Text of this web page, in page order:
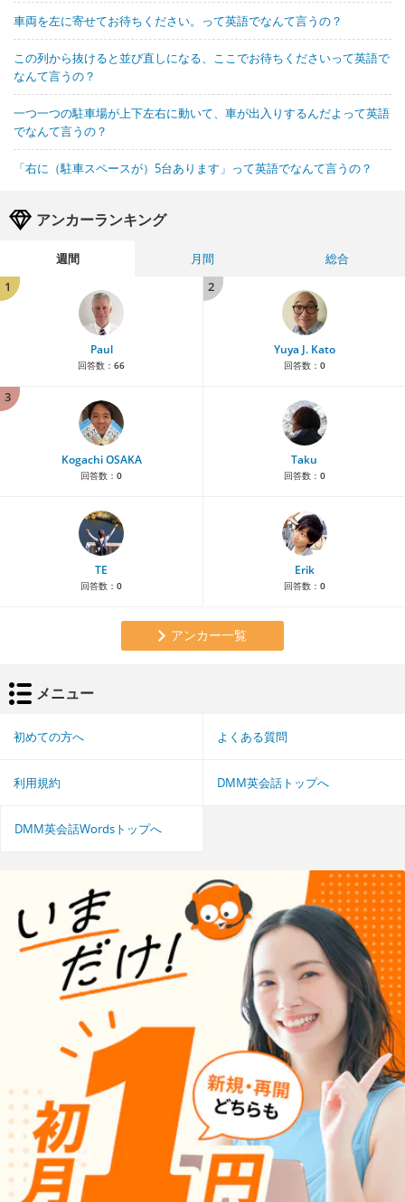
車両を左に寄せてお待ちください。って英語でなんて言うの？
この列から抜けると並び直しになる、ここでお待ちくださいって英語で
なんて言うの？
一つ一つの駐車場が上下左右に動いて、車が出入りするんだよって英語
でなんて言うの？
「右に（駐車スペースが）5台あります」って英語でなんて言うの？
アンカーランキング
週間 月間
総合
1
Paul
回答数： 66
2
Yuya J. Kato
回答数： 0
3
Kogachi OSAKA
回答数： 0
Taku
回答数： 0
TE
回答数： 0
Erik
回答数： 0
アンカー一覧
メニュー
初めての方へ よくある質問
利用規約 DMM英会話トップへ
DMM英会話Wordsトップへ